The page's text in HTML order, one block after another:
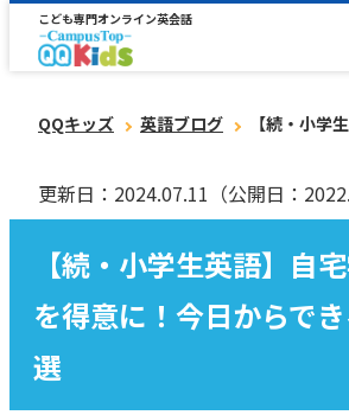
こども専門オンライン英会話
QQキッズ 英語ブログ 【続・小学生英語】自宅学習
更新日：2024.07.11 （公開日：
【続・小学生英語】自
を得意に！今日からで
選